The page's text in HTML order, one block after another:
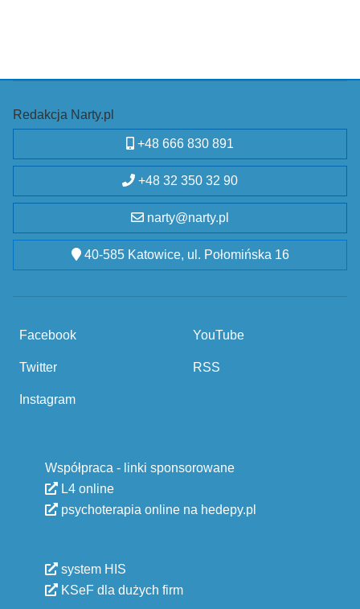
Redakcja Narty.pl
+48 666 830 891
+48 32 350 32 90
narty@narty.pl
40-585 Katowice, ul. Połomińska 16
Facebook
Twitter
Instagram
YouTube
RSS
Współpraca - linki sponsorowane
L4 online
psychoterapia online na hedepy.pl
system HIS
KSeF dla dużych firm